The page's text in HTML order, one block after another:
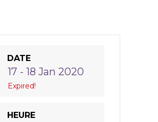
DATE
17 - 18 Jan 2020
Expired!
HEURE